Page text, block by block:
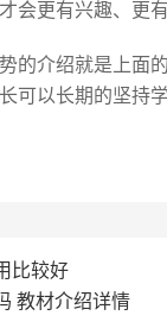
会更有兴趣、更
的介绍就是上面
可以长期的坚持学
比较好
教材介绍详情